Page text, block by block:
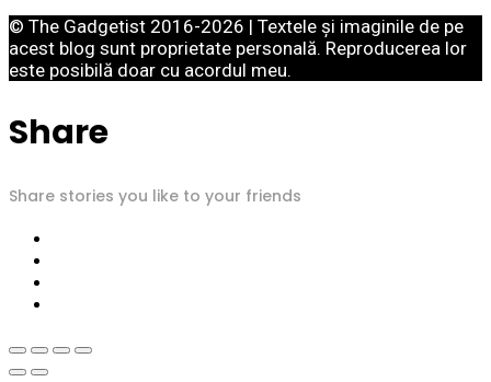
© The Gadgetist 2016-2026 | Textele și imaginile de pe
acest blog sunt proprietate personală. Reproducerea lor
este posibilă doar cu acordul meu.
Share
Share stories you like to your friends